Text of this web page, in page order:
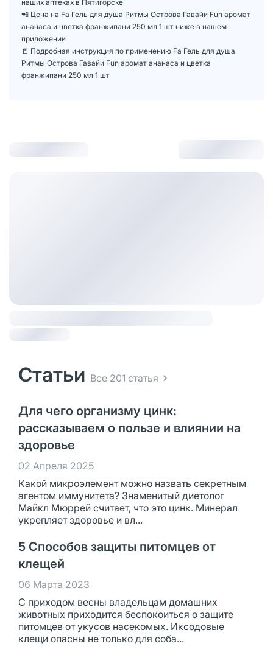
наших аптеках в Пятигорске
📲 Цена на Fa Гель для душа Ритмы Острова Гавайи Fun аромат
ананаса и цветка франжипани 250 мл 1 шт ниже в нашем
приложении
📒 Подробная инструкция по применению Fa Гель для душа
Ритмы Острова Гавайи Fun аромат ананаса и цветка
франжипани 250 мл 1 шт
Статьи Все 201 статья
Для чего организму цинк:
рассказываем о пользе и влиянии на
здоровье
02 Апреля 2025
Какой микроэлемент можно назвать секретным
агентом иммунитета? Знаменитый диетолог
Майкл Мюррей считает, что это цинк. Минерал
укрепляет здоровье и вл...
5 Способов защиты питомцев от
клещей
06 Марта 2023
С приходом весны владельцам домашних
животных приходится беспокоиться о защите
питомцев от укусов насекомых. Иксодовые
клещи опасны не только для соба...